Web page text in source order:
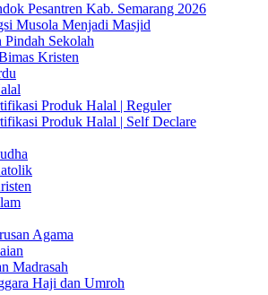
Pesantren Kab. Semarang 2026
Musola Menjadi Masjid
Pindah Sekolah
Kristen
Produk Halal | Reguler
Produk Halal | Self Declare
Agama
Madrasah
Haji dan Umroh